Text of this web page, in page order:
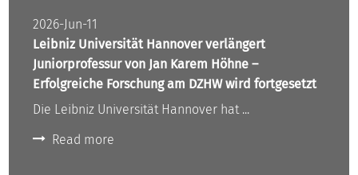
2026-Jun-11
Leibniz Universität Hannover verlängert
Juniorprofessur von Jan Karem Höhne –
Erfolgreiche Forschung am DZHW wird fortgesetzt
Die Leibniz Universität Hannover hat ...
Read more